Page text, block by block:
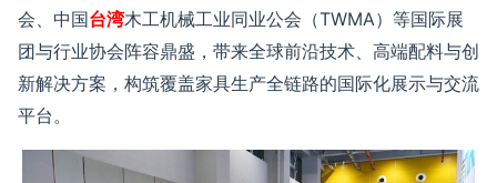
会、中国台湾木工机械工业同业公会（TWMA）等国际展
团与行业协会阵容鼎盛，带来全球前沿技术、高端配料与创
新解决方案， 构筑覆盖家具生产全链路的国际化展示与交流
平台。